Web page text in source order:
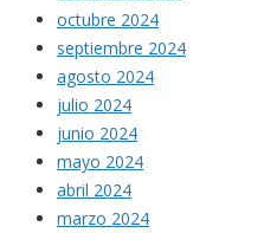
octubre 2024
septiembre 2024
agosto 2024
julio 2024
junio 2024
mayo 2024
abril 2024
marzo 2024